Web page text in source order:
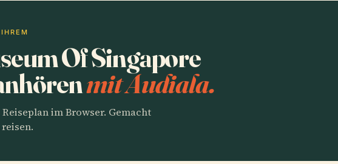
Of Singapore
mit Audiala.
im Browser. Gemacht